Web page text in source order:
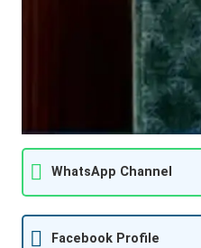
WhatsApp Channel
Facebook Profile